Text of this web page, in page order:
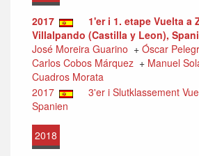
2017
1'er i 1. etape Vuelta a
Villalpando (Castilla y Leon),
José Moreira Guarino + Óscar
Carlos Cobos Márquez + Manuel
Cuadros Morata
2017
3'er i Slutklassement
Spanien
2018